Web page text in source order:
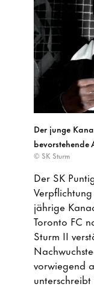
Der junge
bevorstehende
© SK Sturm
Der SK
jährige
Toronto FC
Sturm II
vorwiegend